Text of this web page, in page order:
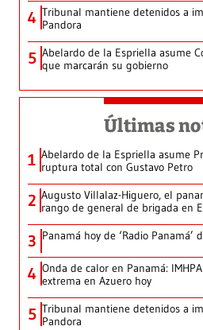
4 Tribunal mantiene detenidos a
Pandora
5 Abelardo de la Espriella asume
que marcarán su gobierno
Últimas
1 Abelardo de la Espriella asume
ruptura total con Gustavo Petro
2 Augusto Villalaz-Higuero, el
rango de general de brigada en
3 Panamá hoy de ‘Radio Panamá’
4 Onda de calor en Panamá:
extrema en Azuero hoy
5 Tribunal mantiene detenidos a
Pandora